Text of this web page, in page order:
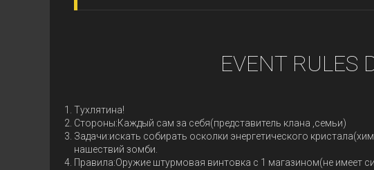
EVENT RULES
Тухлятина!
Стороны:Каждый сам за себя(представитель клана ,семьи)
Задачи:искать собирать осколки энергетического
нашествий зомби.
Правила:Оружие штурмовая винтовка с 1 магазином(не имеет